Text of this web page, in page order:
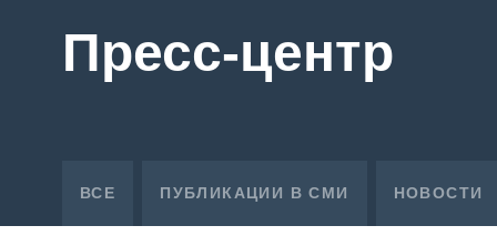
Пресс-центр
ВСЕ ПУБЛИКАЦИИ В СМИ НОВОСТИ